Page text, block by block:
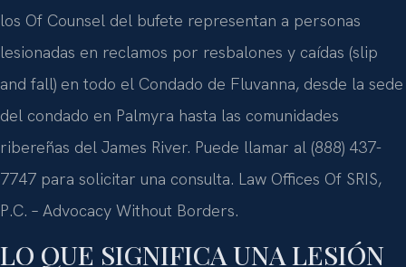
los Of Counsel del bufete representan a personas
lesionadas en reclamos por resbalones y caídas (slip
and fall) en todo el Condado de Fluvanna, desde la sede
del condado en Palmyra hasta las comunidades
ribereñas del James River. Puede llamar al (888) 437-
7747 para solicitar una consulta. Law Offices Of SRIS,
P.C. – Advocacy Without Borders.
LO QUE SIGNIFICA UNA LESIÓN